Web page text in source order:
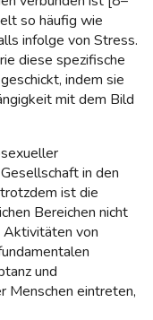
so häufig wie
infolge von Stress.
diese spezifische
indem sie
mit dem Bild
in den
ist die
Bereichen nicht
von
und
Menschen eintreten,